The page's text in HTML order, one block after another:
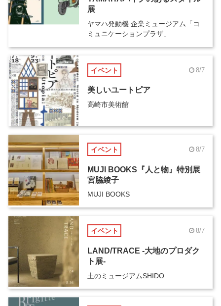
展
ヤマハ発動機 企業ミュージアム「コ
ミュニケーションプラザ」
イベント 8/7
美しいユートピア
高崎市美術館
イベント 8/7
MUJI BOOKS『人と物』特別展
宮脇綾子
MUJI BOOKS
イベント 8/7
LAND/TRACE -大地のプロダク
ト展-
土のミュージアムSHIDO